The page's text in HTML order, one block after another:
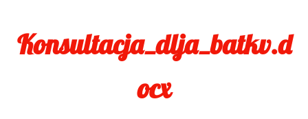
Konsultacja_dlja_batkv.d
ocx